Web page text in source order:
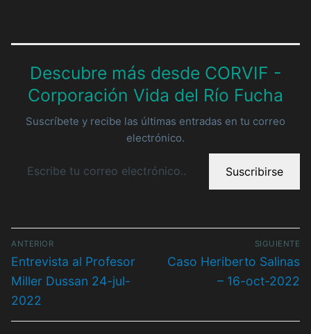
Descubre más desde CORVIF -
Corporación Vida del Río Fucha
Suscríbete y recibe las últimas entradas en tu correo
electrónico.
Suscribirse
Navegación
de
entradas
ANTERIOR
Entrada
anterior:
Entrevista al Profesor
Miller Dussan 24-jul-
2022
SIGUIENTE
Entrada
Caso Heriberto Salinas
– 16-oct-2022